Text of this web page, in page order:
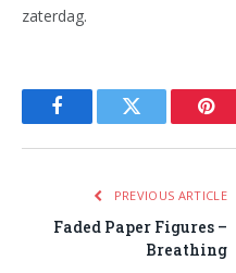
zaterdag.
FacebookTwitter
PREVIOUS ARTICLE
Faded Paper Figures –
Breathing